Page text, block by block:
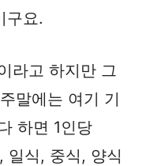
구요.
라고 하지만 그
말에는 여기 기
하면 1인당
식, 중식, 양식